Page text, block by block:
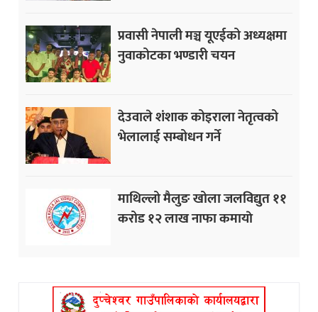
प्रवासी नेपाली मञ्च यूएईको अध्यक्षमा
नुवाकोटका भण्डारी चयन
देउवाले शंशाक कोइराला नेतृत्वको
भेलालाई सम्बोधन गर्ने
माथिल्लो मैलुङ खोला जलविद्युत ११
करोड १२ लाख नाफा कमायाे